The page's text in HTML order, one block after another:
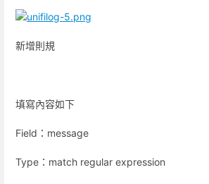
新增則規
填寫內容如下
Field：message
Type：match regular expression